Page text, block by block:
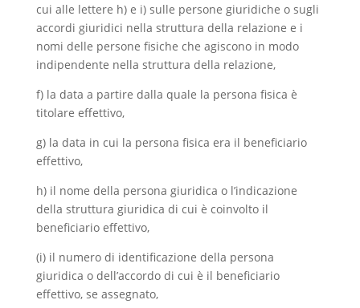
cui alle lettere h) e i) sulle persone giuridiche o sugli
accordi giuridici nella struttura della relazione e i
nomi delle persone fisiche che agiscono in modo
indipendente nella struttura della relazione,
f) la data a partire dalla quale la persona fisica è
titolare effettivo,
g) la data in cui la persona fisica era il beneficiario
effettivo,
h) il nome della persona giuridica o l’indicazione
della struttura giuridica di cui è coinvolto il
beneficiario effettivo,
(i) il numero di identificazione della persona
giuridica o dell’accordo di cui è il beneficiario
effettivo, se assegnato,